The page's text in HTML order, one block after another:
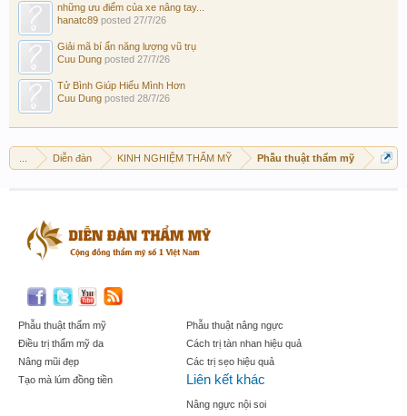
những ưu điểm của xe nâng tay...
hanatc89 posted 27/7/26
Giải mã bí ẩn năng lượng vũ trụ
Cuu Dung posted 27/7/26
Tử Bình Giúp Hiểu Mình Hơn
Cuu Dung posted 28/7/26
Diễn đàn KINH NGHIỆM THẨM MỸ Phẫu thuật thẩm mỹ
Phẫu thuật thẩm mỹ
Điều trị thẩm mỹ da
Nâng mũi đẹp
Tạo mà lúm đồng tiền
Phẫu thuật nâng ngực
Cách trị tàn nhan hiệu quả
Các trị sẹo hiệu quả
Liên kết khác
Nâng ngực nội soi